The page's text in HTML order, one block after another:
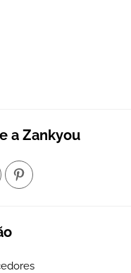
a Zankyou